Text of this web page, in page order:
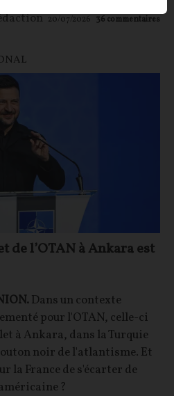
20/07/2026 36 commentaires
de l’OTAN à Ankara est
Dans un contexte
pour l'OTAN, celle-ci
à Ankara, dans la Turquie
noir de l'atlantisme. Et
la France de s'écarter de
?